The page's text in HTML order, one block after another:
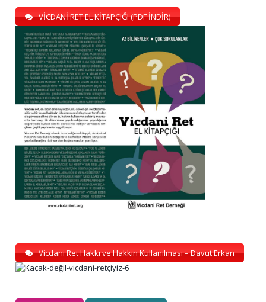
VİCDANİ RET EL KİTAPÇIĞI (PDF İNDİR)
Vicdani Ret Hakkı ve Hakkın Kullanılması – Davut Erkan